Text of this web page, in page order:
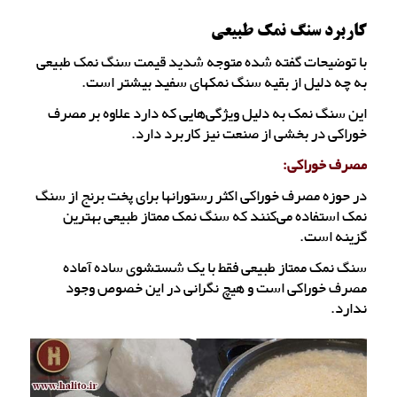
کاربرد سنگ نمک طبیعی
با توضیحات گفته شده متوجه شدید قیمت سنگ نمک طبیعی
به چه دلیل از بقیه سنگ نمکهای سفید بیشتر است.
این سنگ نمک به دلیل ویژگی‌هایی که دارد علاوه بر مصرف
خوراکی در بخشی از صنعت نیز کاربرد دارد.
مصرف خوراکی:
در حوزه مصرف خوراکی اکثر رستورانها برای پخت برنج از سنگ
نمک استفاده می‌کنند که سنگ نمک ممتاز طبیعی بهترین
گزینه است.
سنگ نمک ممتاز طبیعی فقط با یک شستشوی ساده آماده
مصرف خوراکی است و هیچ نگرانی در این خصوص وجود
ندارد.